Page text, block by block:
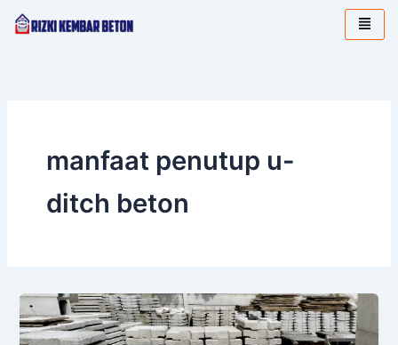
Lewati
manfaat penutup u-
ditch beton